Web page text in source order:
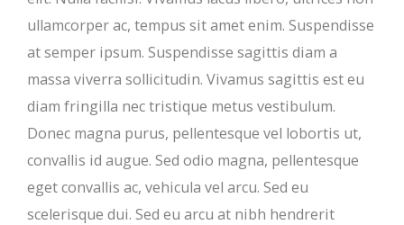
ullamcorper ac, tempus sit amet enim. Suspendisse
at semper ipsum. Suspendisse sagittis diam a
massa viverra sollicitudin. Vivamus sagittis est eu
diam fringilla nec tristique metus vestibulum.
Donec magna purus, pellentesque vel lobortis ut,
convallis id augue. Sed odio magna, pellentesque
eget convallis ac, vehicula vel arcu. Sed eu
scelerisque dui. Sed eu arcu at nibh hendrerit